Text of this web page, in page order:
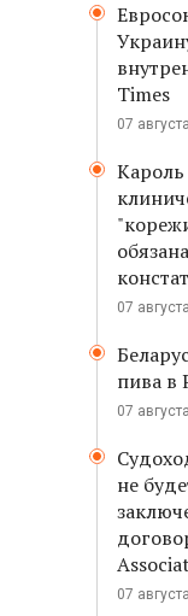
Times
07
07
пива в
07
не
07